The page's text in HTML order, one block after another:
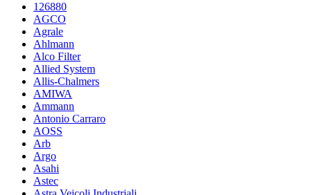
126880
AGCO
Agrale
Ahlmann
Alco Filter
Allied System
Allis-Chalmers
AMIWA
Ammann
Antonio Carraro
AOSS
Arb
Argo
Asahi
Astec